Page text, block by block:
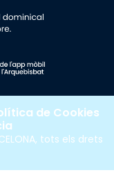
tots els drets
de Cookies